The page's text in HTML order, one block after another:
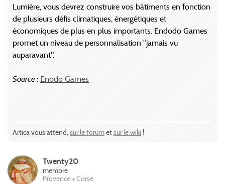
Lumière, vous devrez construire vos bâtiments en fonction
de plusieurs défis climatiques, énergétiques et
économiques de plus en plus importants. Endodo Games
promet un niveau de personnalisation "jamais vu
auparavant".
Source : Enodo Games
Artica vous attend,sur le forumetsur le wiki!
Twenty20
membre
Provence + Corse